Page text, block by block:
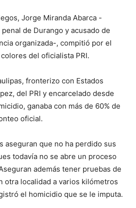
Jorge Miranda Abarca -
de Durango y acusado de
organizada-, compitió por el
del oficialista PRI.
fronterizo con Estados
del PRI y encarcelado desde
ganaba con más de 60% de
oficial.
aseguran que no ha perdido sus
todavía no se abre un proceso
además tener pruebas de
otra localidad a varios kilómetros
el homicidio que se le imputa.